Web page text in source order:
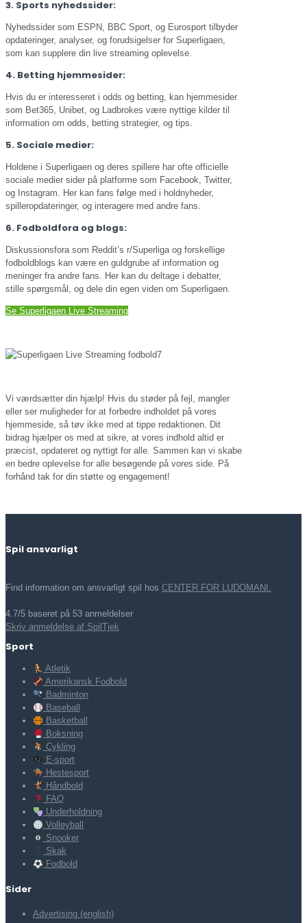
3. Sports nyhedssider:
Nyhedssider som ESPN, BBC Sport, og Eurosport tilbyder
opdateringer, analyser, og forudsigelser for Superligaen,
som kan supplere din live streaming oplevelse.
4. Betting hjemmesider:
Hvis du er interesseret i odds og betting, kan hjemmesider
som Bet365, Unibet, og Ladbrokes være nyttige kilder til
information om odds, betting strategier, og tips.
5. Sociale medier:
Holdene i Superligaen og deres spillere har ofte officielle
sociale medier sider på platforme som Facebook, Twitter,
og Instagram. Her kan fans følge med i holdnyheder,
spilleropdateringer, og interagere med andre fans.
6. Fodboldfora og blogs:
Diskussionsfora som Reddit’s r/Superliga og forskellige
fodboldblogs kan være en guldgrube af information og
meninger fra andre fans. Her kan du deltage i debatter,
stille spørgsmål, og dele din egen viden om Superligaen.
Se Superligaen Live Streaming
Vi værdsætter din hjælp! Hvis du støder på fejl, mangler
eller ser muligheder for at forbedre indholdet på vores
hjemmeside, så tøv ikke med at tippe redaktionen. Dit
bidrag hjælper os med at sikre, at vores indhold altid er
præcist, opdateret og nyttigt for alle. Sammen kan vi skabe
en bedre oplevelse for alle besøgende på vores side. På
forhånd tak for din støtte og engagement!
Spil ansvarligt
Find information om ansvarligt spil hos CENTER FOR LUDOMANI.
4.7/5 baseret på 53 anmeldelser
Skriv anmeldelse af SpilTjek
Sport
Atletik
Amerikansk Fodbold
Badminton
Baseball
Basketball
Boksning
Cykling
E-sport
Hestesport
Håndbold
FAQ
Underholdning
Volleyball
Snooker
Skak
Fodbold
Sider
Advertising (english)